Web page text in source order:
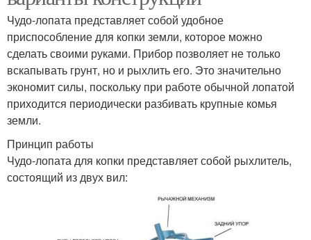
Чудо-лопата представляет собой удобное
приспособление для копки земли, которое можно
сделать своими руками. Прибор позволяет не только
вскапывать грунт, но и рыхлить его. Это значительно
экономит силы, поскольку при работе обычной лопатой
приходится периодически разбивать крупные комья
земли.
Принцип работы
Чудо-лопата для копки представляет собой рыхлитель,
состоящий из двух вил: